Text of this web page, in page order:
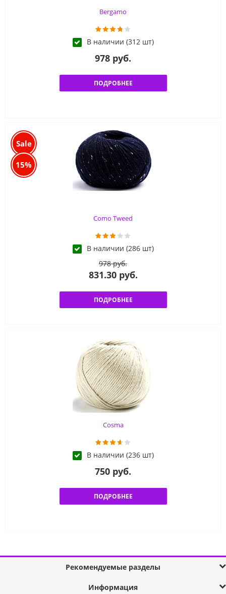
Bergamo
В наличии (312 шт)
978 руб.
ПОДРОБНЕЕ
Sale
15%
Como Tweed
В наличии (286 шт)
978 руб.
831.30 руб.
ПОДРОБНЕЕ
Cosma
В наличии (236 шт)
750 руб.
ПОДРОБНЕЕ
Рекомендуемые разделы
Информация